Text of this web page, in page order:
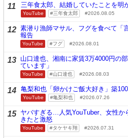
11 三年食太郎、結婚していたことを明
YouTube 三年食太郎 2026.08.05
12 素潜り漁師マサル、フグを食べて「
報告
YouTube フグ 2026.08.01
13 山口達也、湘南に家賃3万4000円の
ています」
YouTube 山口達也 2026.08.03
14 亀梨和也「卵かけご飯大好き」築
YouTube 亀梨和也 2026.07.26
15 ヤバすぎる…人気YouTuber、女性か
きたと激怒
YouTube タケヤキ翔 2026.07.31